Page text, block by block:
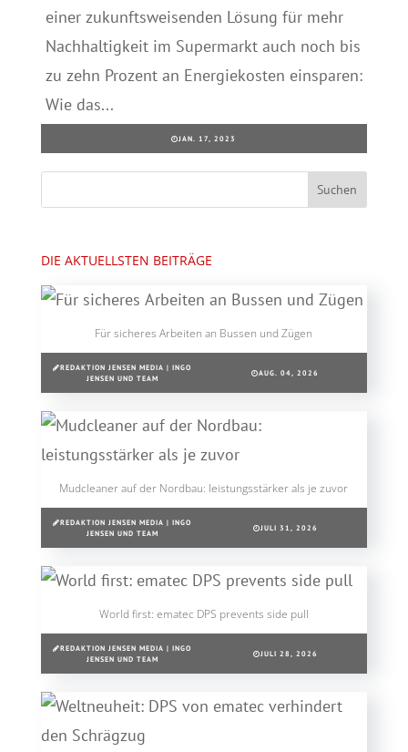
einer zukunftsweisenden Lösung für mehr
Nachhaltigkeit im Supermarkt auch noch bis
zu zehn Prozent an Energiekosten einsparen:
Wie das...
JAN. 17, 2023
DIE AKTUELLSTEN BEITRÄGE
Für sicheres Arbeiten an Bussen und Zügen
REDAKTION JENSEN MEDIA | INGO
JENSEN UND TEAM
AUG. 04, 2026
Mudcleaner auf der Nordbau: leistungsstärker als je zuvor
REDAKTION JENSEN MEDIA | INGO
JENSEN UND TEAM
JULI 31, 2026
World first: ematec DPS prevents side pull
REDAKTION JENSEN MEDIA | INGO
JENSEN UND TEAM
JULI 28, 2026